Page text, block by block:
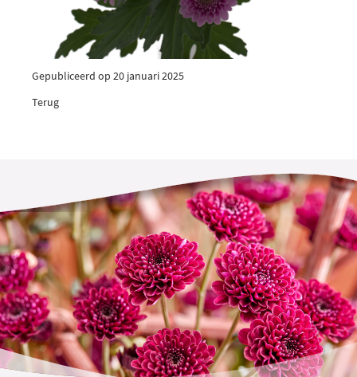
Gepubliceerd op 20 januari 2025
Terug